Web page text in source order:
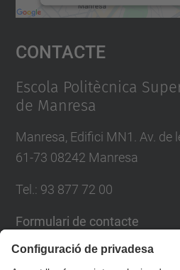
Accepta
powered by
Contacte
Escola Politècnica
de Manresa
Manresa, Edifici MN1. Av. de
61-73 08242 Manresa
Tel.: 93 877 72 00
Formulari de contacte